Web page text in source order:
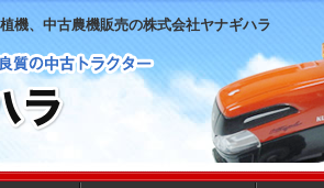
機、中古農機販売の株式会社ヤナギハラ